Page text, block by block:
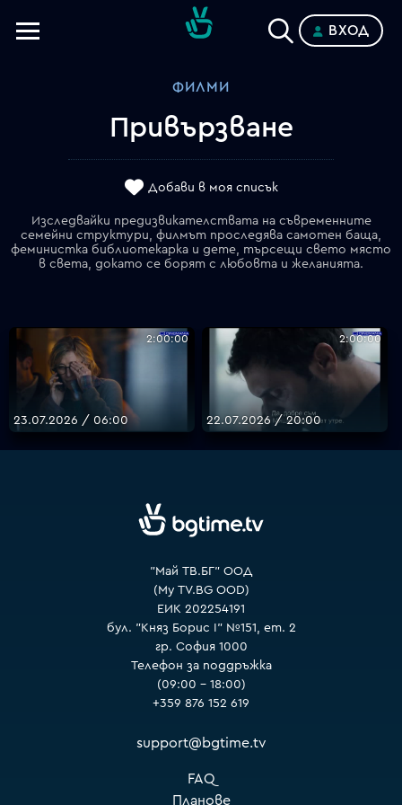
ВХОД
ФИЛМИ
Привързване
Добави в моя списък
Изследвайки предизвикателствата на съвременните
семейни структури, филмът проследява самотен баща,
феминистка библиотекарка и дете, търсещи свето място
в света, докато се борят с любовта и желанията.
2:00:00
23.07.2026 / 06:00
2:00:00
22.07.2026 / 20:00
"Май ТВ.БГ" ООД
(My TV.BG OOD)
ЕИК 202254191
бул. "Княз Борис I" №151, ет. 2
гр. София 1000
Телефон за поддръжка
(09:00 – 18:00)
+359 876 152 619
support@bgtime.tv
FAQ
Планове